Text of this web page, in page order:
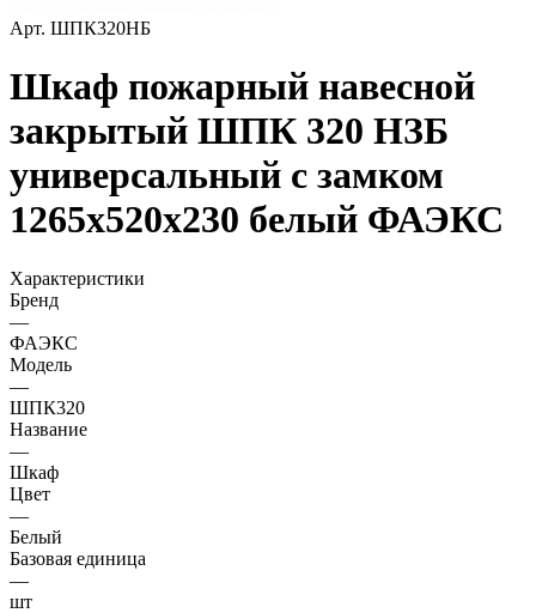
Арт. ШПК320НБ
Шкаф пожарный навесной
закрытый ШПК 320 НЗБ
универсальный с замком
1265х520х230 белый ФАЭКС
Характеристики
Бренд
—
ФАЭКС
Модель
—
ШПК320
Название
—
Шкаф
Цвет
—
Белый
Базовая единица
—
шт